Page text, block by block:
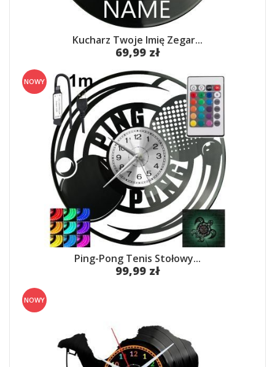
Kucharz Twoje Imię Zegar...
69,99 zł
Ping-Pong Tenis Stołowy...
99,99 zł
NOWY
NOWY